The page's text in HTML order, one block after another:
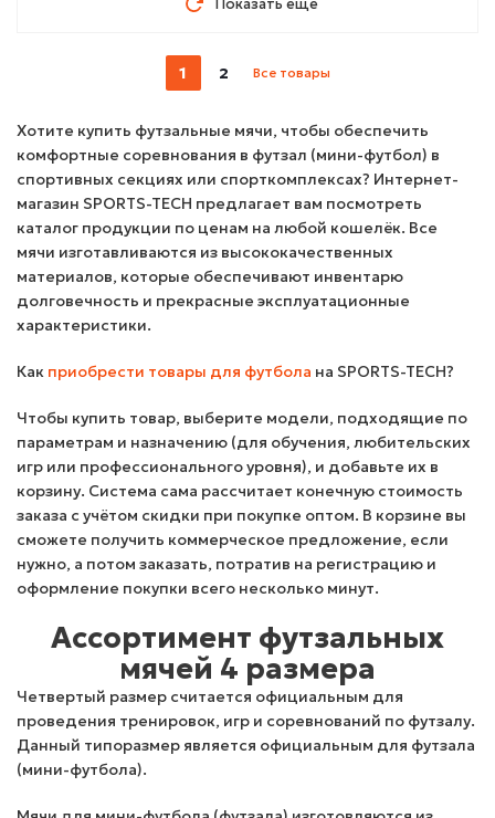
Показать еще
1 2 Все товары
Хотите купить футзальные мячи, чтобы обеспечить
комфортные соревнования в футзал (мини-футбол) в
спортивных секциях или спорткомплексах? Интернет-
магазин SPORTS-TECH предлагает вам посмотреть
каталог продукции по ценам на любой кошелёк. Все
мячи изготавливаются из высококачественных
материалов, которые обеспечивают инвентарю
долговечность и прекрасные эксплуатационные
характеристики.
Как приобрести товары для футбола на SPORTS-TECH?
Чтобы купить товар, выберите модели, подходящие по
параметрам и назначению (для обучения, любительских
игр или профессионального уровня), и добавьте их в
корзину. Система сама рассчитает конечную стоимость
заказа с учётом скидки при покупке оптом. В корзине вы
сможете получить коммерческое предложение, если
нужно, а потом заказать, потратив на регистрацию и
оформление покупки всего несколько минут.
Ассортимент футзальных
мячей 4 размера
Четвертый размер считается официальным для
проведения тренировок, игр и соревнований по футзалу.
Данный типоразмер является официальным для футзала
(мини-футбола).